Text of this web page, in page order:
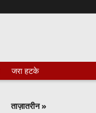
जरा हटके
ताज़ातरीन »